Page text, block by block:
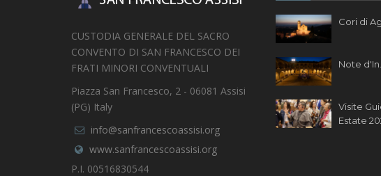
CUSTODIA GENERALE DEL SACRO
CONVENTO DI SAN FRANCESCO DEI
FRATI MINORI CONVENTUALI
Piazza San Francesco, 2 - 06081 Assisi
(PG) Italy
info@sanfrancescoassisi.org
www.sanfrancescoassisi.org
P.I. 00516830544
Cori di
Note
Visite
Estate